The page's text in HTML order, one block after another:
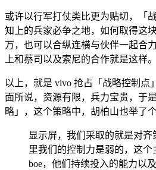
或许以行军打仗类比更为贴切，「
知上的兵家必争之地，如何取得这
万，也可以合纵连横与伙伴一起合
上和蔡司以及索尼的合作就是这样。
以上，就是 vivo 抢占「战略控制点
面所说，资源有限，兵力宝贵，于
略」，这个策略中，胡柏山也举了个
显示屏，我们采取的就是对
里我们的控制力是弱的，这个
boe，他们持续投入的能力以